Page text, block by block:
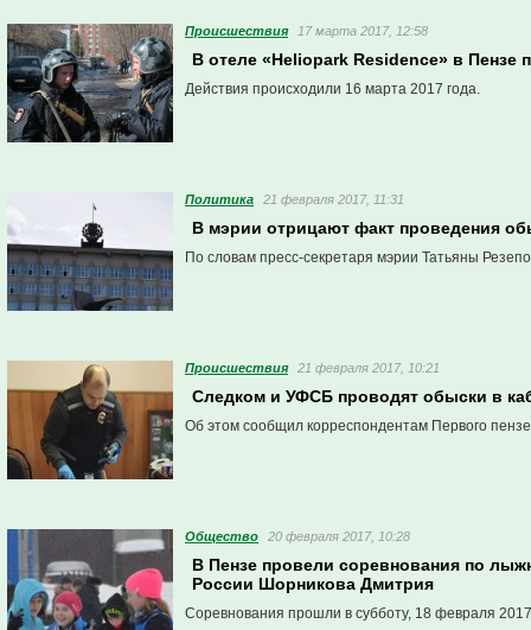
Проиcшествия 17 марта 2017, 12:58
В отеле «Heliopark Residence» в Пензе
Действия происходили 16 марта 2017 года.
Политика 21 февраля 2017, 11:31
В мэрии отрицают факт проведения
По словам пресс-секретаря мэрии Татьяны
Проиcшествия 21 февраля 2017, 10:21
Следком и УФСБ проводят обыски в
Об этом сообщил корреспондентам Первого
Общество 20 февраля 2017, 10:28
В Пензе провели соревнования по
России Шорникова Дмитрия
Соревнования прошли в субботу, 18 февраля